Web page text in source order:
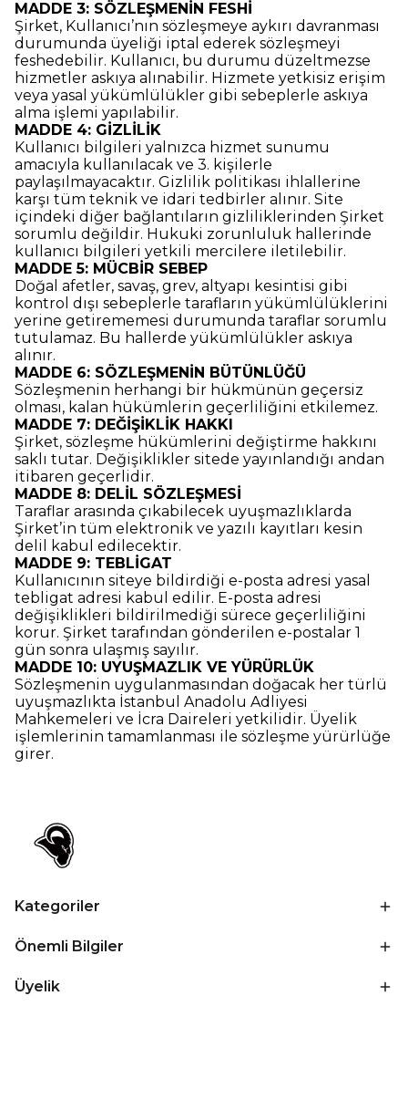
MADDE 3: SÖZLEŞMENİN FESHİ
Şirket, Kullanıcı’nın sözleşmeye aykırı davranması
durumunda üyeliği iptal ederek sözleşmeyi
feshedebilir. Kullanıcı, bu durumu düzeltmezse
hizmetler askıya alınabilir. Hizmete yetkisiz erişim
veya yasal yükümlülükler gibi sebeplerle askıya
alma işlemi yapılabilir.
MADDE 4: GİZLİLİK
Kullanıcı bilgileri yalnızca hizmet sunumu
amacıyla kullanılacak ve 3. kişilerle
paylaşılmayacaktır. Gizlilik politikası ihlallerine
karşı tüm teknik ve idari tedbirler alınır. Site
içindeki diğer bağlantıların gizliliklerinden Şirket
sorumlu değildir. Hukuki zorunluluk hallerinde
kullanıcı bilgileri yetkili mercilere iletilebilir.
MADDE 5: MÜCBİR SEBEP
Doğal afetler, savaş, grev, altyapı kesintisi gibi
kontrol dışı sebeplerle tarafların yükümlülüklerini
yerine getirememesi durumunda taraflar sorumlu
tutulamaz. Bu hallerde yükümlülükler askıya
alınır.
MADDE 6: SÖZLEŞMENİN BÜTÜNLÜĞÜ
Sözleşmenin herhangi bir hükmünün geçersiz
olması, kalan hükümlerin geçerliliğini etkilemez.
MADDE 7: DEĞİŞİKLİK HAKKI
Şirket, sözleşme hükümlerini değiştirme hakkını
saklı tutar. Değişiklikler sitede yayınlandığı andan
itibaren geçerlidir.
MADDE 8: DELİL SÖZLEŞMESİ
Taraflar arasında çıkabilecek uyuşmazlıklarda
Şirket’in tüm elektronik ve yazılı kayıtları kesin
delil kabul edilecektir.
MADDE 9: TEBLİGAT
Kullanıcının siteye bildirdiği e-posta adresi yasal
tebligat adresi kabul edilir. E-posta adresi
değişiklikleri bildirilmediği sürece geçerliliğini
korur. Şirket tarafından gönderilen e-postalar 1
gün sonra ulaşmış sayılır.
MADDE 10: UYUŞMAZLIK VE YÜRÜRLÜK
Sözleşmenin uygulanmasından doğacak her türlü
uyuşmazlıkta İstanbul Anadolu Adliyesi
Mahkemeleri ve İcra Daireleri yetkilidir. Üyelik
işlemlerinin tamamlanması ile sözleşme yürürlüğe
girer.
Kategoriler
Önemli Bilgiler
Üyelik